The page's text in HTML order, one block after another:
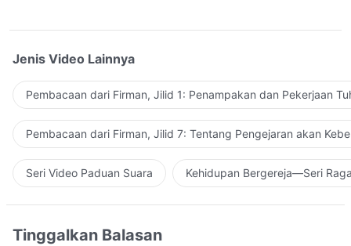
Jenis Video Lainnya
Pembacaan dari Firman, Jilid 1: Penampakan dan Pekerjaan
Pembacaan dari Firman, Jilid 7: Tentang Pengejaran akan
Seri Video Paduan Suara Kehidupan Bergereja—Seri
Tinggalkan Balasan